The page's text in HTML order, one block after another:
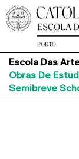
Escola Das
Obras De
Semibreve